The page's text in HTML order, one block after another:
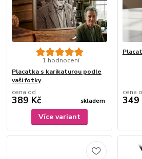
1 hodnocení
Placatka s karikaturou podle
vaší fotky
cena od
389 Kč skladem
Více variant
cena
349